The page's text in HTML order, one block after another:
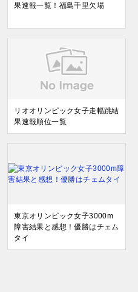
果速報一覧！福島千里欠場
リオオリンピック女子走幅跳結
果速報順位一覧
東京オリンピック女子3000m
障害結果と感想！優勝はチェム
タイ